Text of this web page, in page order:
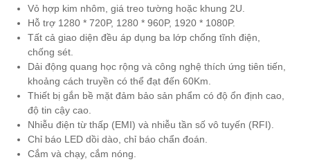
Vỏ hợp kim nhôm, giá treo tường hoặc khung 2U.
Hỗ trợ 1280 * 720P, 1280 * 960P, 1920 * 1080P.
Tất cả giao diện đều áp dụng ba lớp chống tĩnh điện,
chống sét.
Dải động quang học rộng và công nghệ thích ứng tiên tiến,
khoảng cách truyền có thể đạt đến 60Km.
Thiết bị gắn bề mặt đảm bảo sản phẩm có độ ổn định cao,
độ tin cậy cao.
Nhiễu điện từ thấp (EMI) và nhiễu tần số vô tuyến (RFI).
Chỉ báo LED dồi dào, chỉ báo chẩn đoán.
Cắm và chạy, cắm nóng.